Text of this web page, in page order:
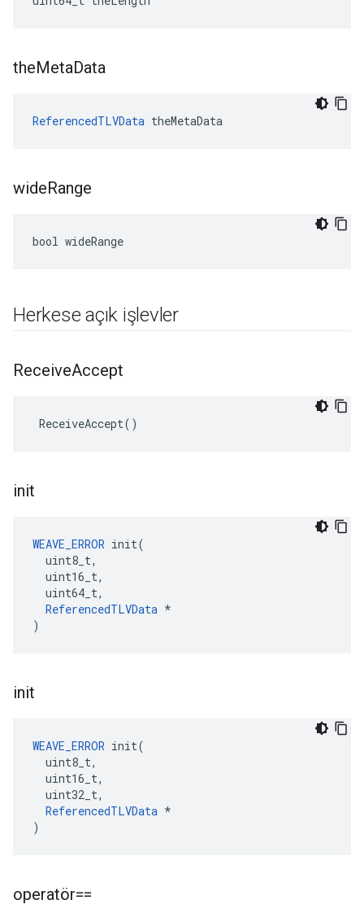
theMetaData
ReferencedTLVData theMetaData
wideRange
bool wideRange
Herkese açık işlevler
ReceiveAccept
ReceiveAccept()
init
WEAVE_ERROR init(
  uint8_t,
  uint16_t,
  uint64_t,
ReferencedTLVData *
)
init
WEAVE_ERROR init(
  uint8_t,
  uint16_t,
  uint32_t,
ReferencedTLVData *
)
operatör==